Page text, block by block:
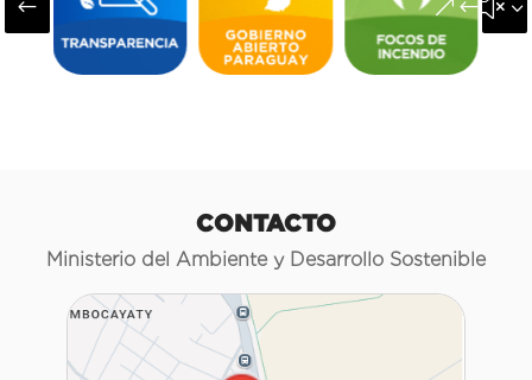
#
CONTACTO
Ministerio del Ambiente y Desarrollo Sostenible